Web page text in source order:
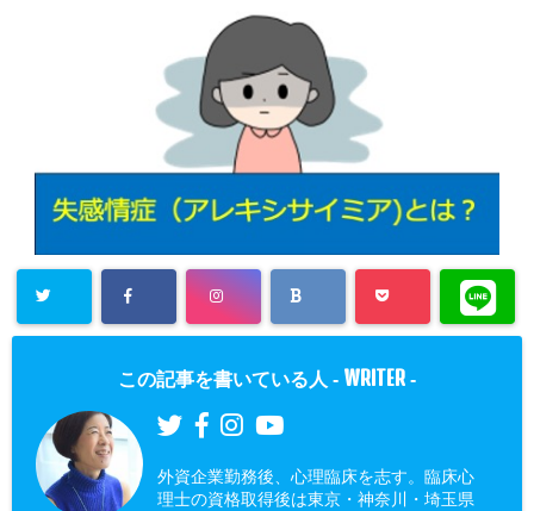
この記事を書いている人 - WRITER -
外資企業勤務後、心理臨床を志す。臨床心
理士の資格取得後は東京・神奈川・埼玉県